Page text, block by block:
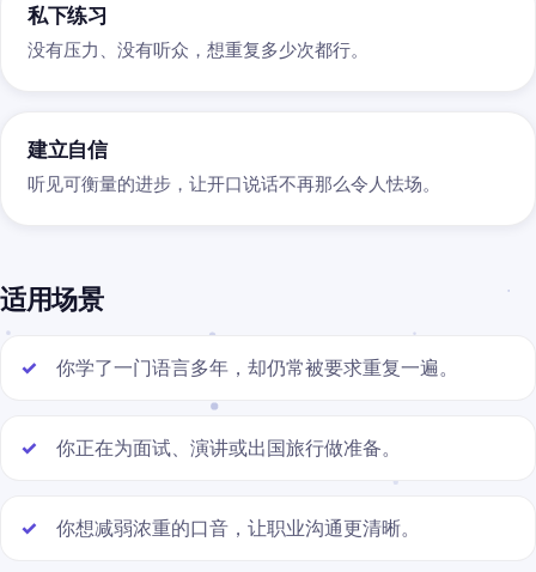
私下练习
没有压力、没有听众，想重复多少次都行。
建立自信
听见可衡量的进步，让开口说话不再那么令人怯场。
适用场景
你学了一门语言多年，却仍常被要求重复一遍。
你正在为面试、演讲或出国旅行做准备。
你想减弱浓重的口音，让职业沟通更清晰。